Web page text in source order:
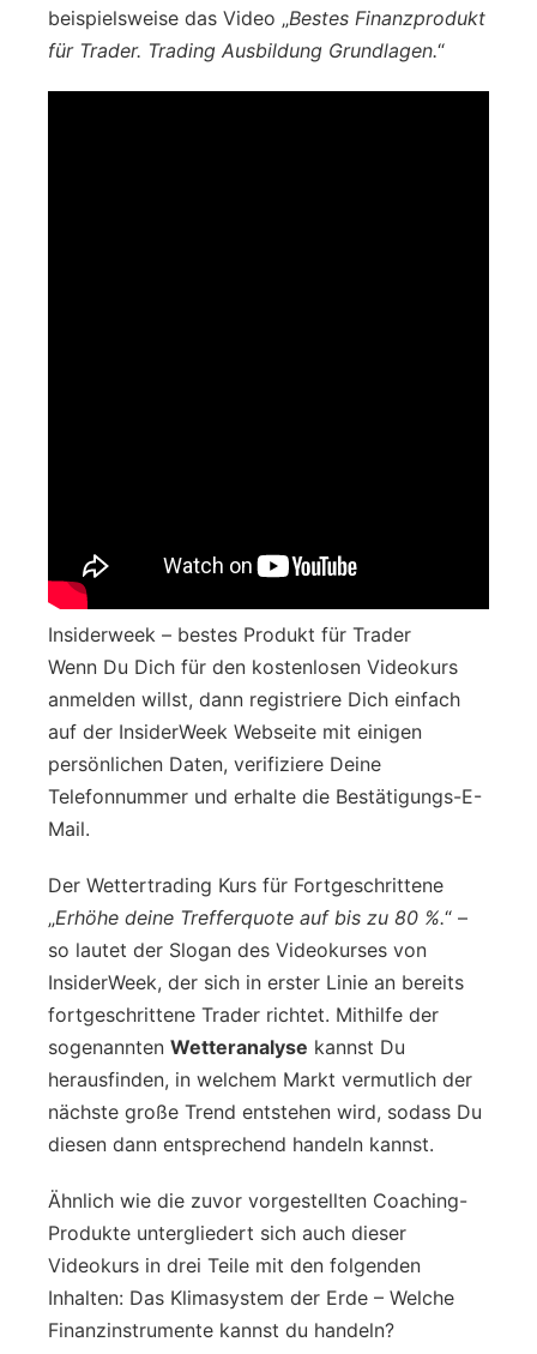
beispielsweise das Video „Bestes Finanzprodukt
für Trader. Trading Ausbildung Grundlagen.“
Insiderweek – bestes Produkt für Trader
Wenn Du Dich für den kostenlosen Videokurs
anmelden willst, dann registriere Dich einfach
auf der InsiderWeek Webseite mit einigen
persönlichen Daten, verifiziere Deine
Telefonnummer und erhalte die Bestätigungs-E-
Mail.
Der Wettertrading Kurs für Fortgeschrittene
„Erhöhe deine Trefferquote auf bis zu 80 %.“ –
so lautet der Slogan des Videokurses von
InsiderWeek, der sich in erster Linie an bereits
fortgeschrittene Trader richtet. Mithilfe der
sogenannten Wetteranalyse kannst Du
herausfinden, in welchem Markt vermutlich der
nächste große Trend entstehen wird, sodass Du
diesen dann entsprechend handeln kannst.
Ähnlich wie die zuvor vorgestellten Coaching-
Produkte untergliedert sich auch dieser
Videokurs in drei Teile mit den folgenden
Inhalten: Das Klimasystem der Erde – Welche
Finanzinstrumente kannst du handeln?